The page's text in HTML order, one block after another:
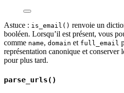
Astuce : is_email() renvoie un
booléen. Lorsqu’il est présent, vous
comme name, domain et full_email
représentation canonique et conserver
pour plus tard.
parse_urls()